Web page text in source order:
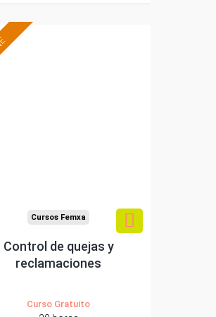
Cursos Femxa
Control de quejas y
reclamaciones
Curso Gratuito